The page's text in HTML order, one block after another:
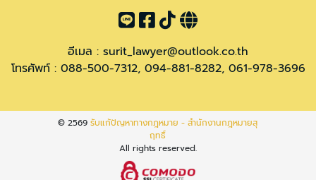
อีเมล : surit_lawyer@outlook.co.th
โทรศัพท์ : 088-500-7312, 094-881-8282, 061-978-3696
© 2569รับแก้ปัญหาทางกฎหมาย - สำนักงานกฎหมายสุ
ฤทธิ์
All rights reserved.